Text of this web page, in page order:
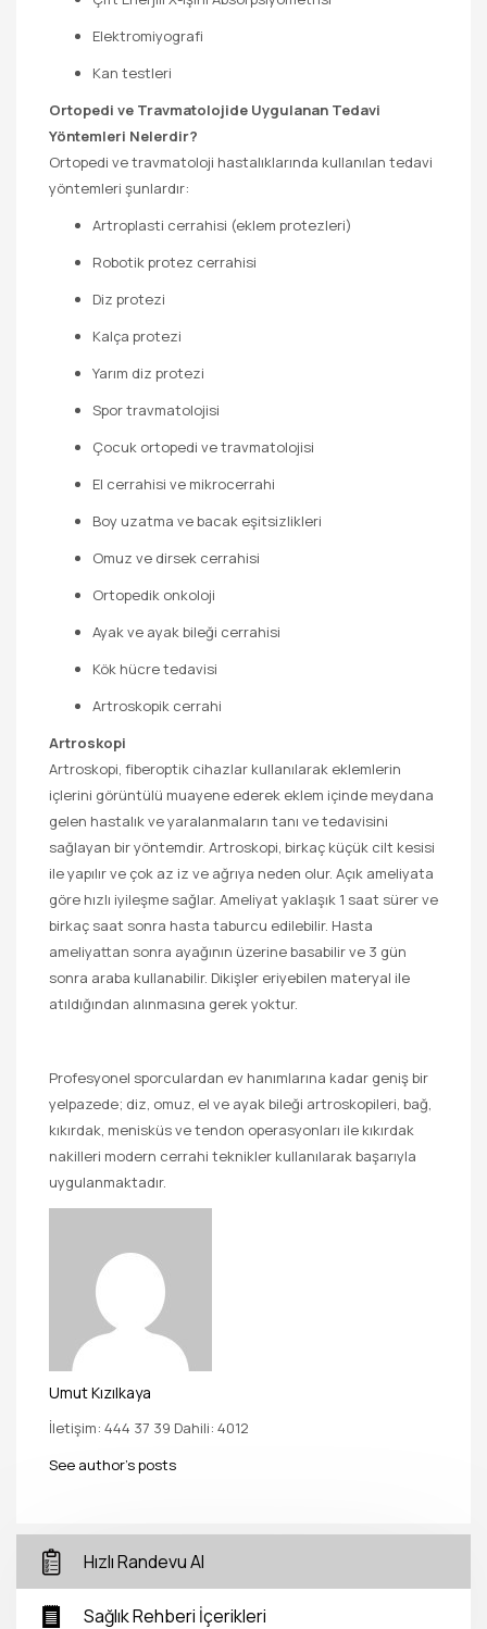
Elektromiyografi
Kan testleri
Ortopedi ve Travmatolojide Uygulanan Tedavi
Yöntemleri Nelerdir?
Ortopedi ve travmatoloji hastalıklarında kullanılan tedavi
yöntemleri şunlardır:
Artroplasti cerrahisi (eklem protezleri)
Robotik protez cerrahisi
Diz protezi
Kalça protezi
Yarım diz protezi
Spor travmatolojisi
Çocuk ortopedi ve travmatolojisi
El cerrahisi ve mikrocerrahi
Boy uzatma ve bacak eşitsizlikleri
Omuz ve dirsek cerrahisi
Ortopedik onkoloji
Ayak ve ayak bileği cerrahisi
Kök hücre tedavisi
Artroskopik cerrahi
Artroskopi
Artroskopi, fiberoptik cihazlar kullanılarak eklemlerin
içlerini görüntülü muayene ederek eklem içinde meydana
gelen hastalık ve yaralanmaların tanı ve tedavisini
sağlayan bir yöntemdir. Artroskopi, birkaç küçük cilt kesisi
ile yapılır ve çok az iz ve ağrıya neden olur. Açık ameliyata
göre hızlı iyileşme sağlar. Ameliyat yaklaşık 1 saat sürer ve
birkaç saat sonra hasta taburcu edilebilir. Hasta
ameliyattan sonra ayağının üzerine basabilir ve 3 gün
sonra araba kullanabilir. Dikişler eriyebilen materyal ile
atıldığından alınmasına gerek yoktur.
Profesyonel sporculardan ev hanımlarına kadar geniş bir
yelpazede; diz, omuz, el ve ayak bileği artroskopileri, bağ,
kıkırdak, menisküs ve tendon operasyonları ile kıkırdak
nakilleri modern cerrahi teknikler kullanılarak başarıyla
uygulanmaktadır.
Umut Kızılkaya
İletişim: 444 37 39 Dahili: 4012
See author's posts
Hızlı Randevu Al
Sağlık Rehberi İçerikleri